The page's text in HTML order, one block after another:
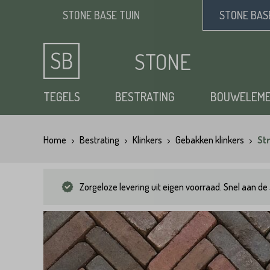
STONE BASE TUIN STONE
STONE
BASE
TEGELS
Keramische tuintegels
Flagstones
Zwembad randtegels
BESTRATING
Klinkers
Kasseien
Kinderkoppen
Opsluitbanden
Vijverranden
Steenstrips
Siergrind
Benodigdheden
Vloertegels
Home Bestrating Klinkers Gebakken klinkers
Zorgeloze levering uit eigen voorraad. Snel aan de